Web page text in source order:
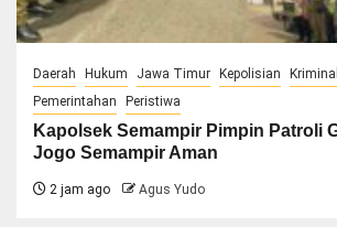
Daerah Hukum Jawa Timur Kepolisian Kriminal
Pemerintahan
Peristiwa
Kapolsek Semampir Pimpin Patroli
Jogo Semampir Aman
2 jam ago Agus Yudo